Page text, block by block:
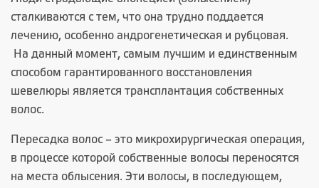
сталкиваются с тем, что она трудно поддается
лечению, особенно андрогенетическая и рубцовая.
На данный момент, самым лучшим и единственным
способом гарантированного восстановления
шевелюры является трансплантация собственных
волос.
Пересадка волос – это микрохирургическая операция,
в процессе которой собственные волосы переносятся
на места облысения. Эти волосы, в последующем,